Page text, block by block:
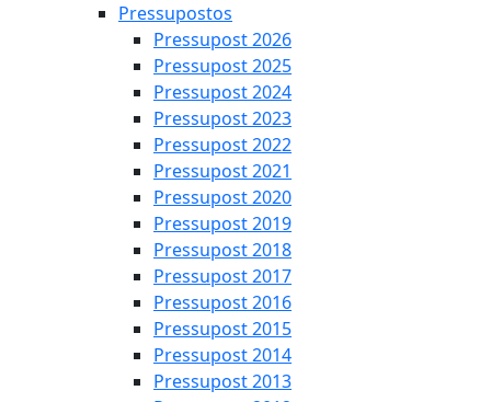
Pressupostos
Pressupost 2026
Pressupost 2025
Pressupost 2024
Pressupost 2023
Pressupost 2022
Pressupost 2021
Pressupost 2020
Pressupost 2019
Pressupost 2018
Pressupost 2017
Pressupost 2016
Pressupost 2015
Pressupost 2014
Pressupost 2013